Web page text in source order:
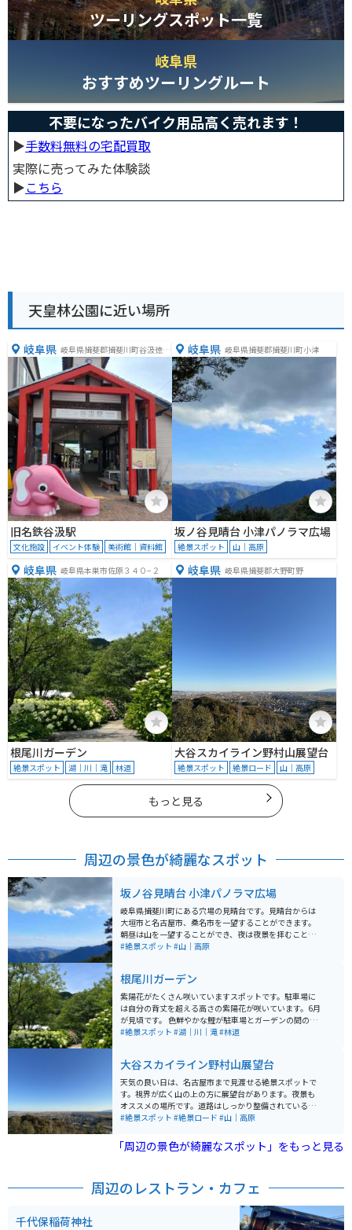
ツーリングスポット一覧
岐阜県
おすすめツーリングルート
不要になったバイク用品高く売れます！
▶︎手数料無料の宅配買取
実際に売ってみた体験談
▶︎こちら
天皇林公園に近い場所
岐阜県 岐阜県揖斐郡揖斐川町谷汲徳積
１４１２
旧名鉄谷汲駅
文化施設 イベント体験 美術館｜資料館
岐阜県 岐阜県揖斐郡揖斐川町小津
坂ノ谷見晴台 小津パノラマ広場
絶景スポット 山｜高原
岐阜県 岐阜県本巣市佐原３４０−２
根尾川ガーデン
絶景スポット 湖｜川｜滝 林道
岐阜県 岐阜県揖斐郡大野町野
大谷スカイライン野村山展望台
絶景スポット 絶景ロード 山｜高原
もっと見る
周辺の景色が綺麗なスポット
坂ノ谷見晴台 小津パノラマ広場
岐阜県揖斐川町にある穴場の見晴台です。見晴台からは
大垣市と名古屋市、桑名市を一望することができます。
朝昼は山を一望することができ、夜は夜景を拝むことが
できます。穴場のため、交通量も少なく誰でも楽しむこ
ます。ところどころ落ち葉や落石があるため注意が必要
です。道幅は狭いですが、すれ違う車はめったにいない
ため、ゆっくり登っていくことができます。約20分で到
着します。駐車場が砂利になっており、普通車2台分くら
いのスペースがあります。斜度が大きいため帰りは注意
#絶景スポット #山｜高原
根尾川ガーデン
紫陽花がたくさん咲いていますスポットです。駐車場に
は自分の背丈を超える高さの紫陽花が咲いています。6月
が見頃です。 色鮮やかな鯉が駐車場とガーデンの間の堀
で泳いでいます。ガーデン内にはベンチと机があり、屋
#絶景スポット #湖｜川｜滝#林道
大谷スカイライン野村山展望台
天気の良い日は、名古屋市まで見渡せる絶景スポットで
す。視界が広く山の上の方に展望台があります。夜景も
オススメの場所です。道路はしっかり整備されているの
で、走りやすいです。登山やハイキングで利用の方にも
#絶景スポット #絶景ロード #山｜高原
「周辺の景色が綺麗なスポット」をもっと見る
周辺のレストラン・カフェ
千代保稲荷神社